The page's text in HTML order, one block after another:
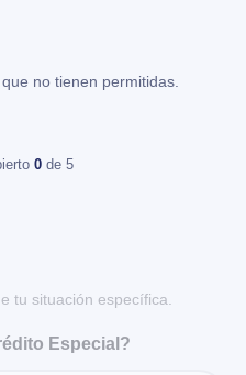
no tienen permitidas.
0 de 5
tu situación específica.
Especial?